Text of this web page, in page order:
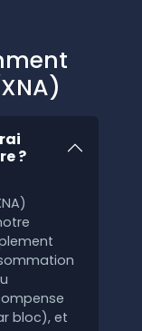
?
bloc), et